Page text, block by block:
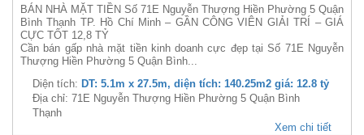
BÁN NHÀ MẶT TIỀN Số 71E Nguyễn Thượng Hiền Phường 5 Quận
Bình Thạnh TP. Hồ Chí Minh – GẦN CÔNG VIÊN GIẢI TRÍ – GIÁ
CỰC TỐT 12,8 TỶ
Cần bán gấp nhà mặt tiền kinh doanh cực đẹp tại Số 71E Nguyễn
Thượng Hiền Phường 5 Quận Bình...
Diện tích: DT: 5.1m x 27.5m, diện tích: 140.25m2 giá: 12.8 tỷ
Địa chỉ: 71E Nguyễn Thượng Hiền Phường 5 Quận Bình
Thạnh
Xem chi tiết